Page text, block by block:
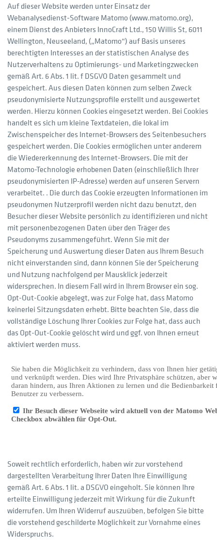
Auf dieser Website werden unter Einsatz der
Webanalysedienst-Software Matomo (www.matomo.org),
einem Dienst des Anbieters InnoCraft Ltd., 150 Willis St, 6011
Wellington, Neuseeland, („Matomo“) auf Basis unseres
berechtigten Interesses an der statistischen Analyse des
Nutzerverhaltens zu Optimierungs- und Marketingzwecken
gemäß Art. 6 Abs. 1 lit. f DSGVO Daten gesammelt und
gespeichert. Aus diesen Daten können zum selben Zweck
pseudonymisierte Nutzungsprofile erstellt und ausgewertet
werden. Hierzu können Cookies eingesetzt werden. Bei Cookies
handelt es sich um kleine Textdateien, die lokal im
Zwischenspeicher des Internet-Browsers des Seitenbesuchers
gespeichert werden. Die Cookies ermöglichen unter anderem
die Wiedererkennung des Internet-Browsers. Die mit der
Matomo-Technologie erhobenen Daten (einschließlich Ihrer
pseudonymisierten IP-Adresse) werden auf unseren Servern
verarbeitet. . Die durch das Cookie erzeugten Informationen im
pseudonymen Nutzerprofil werden nicht dazu benutzt, den
Besucher dieser Website persönlich zu identifizieren und nicht
mit personenbezogenen Daten über den Träger des
Pseudonyms zusammengeführt. Wenn Sie mit der
Speicherung und Auswertung dieser Daten aus Ihrem Besuch
nicht einverstanden sind, dann können Sie der Speicherung
und Nutzung nachfolgend per Mausklick jederzeit
widersprechen. In diesem Fall wird in Ihrem Browser ein sog.
Opt-Out-Cookie abgelegt, was zur Folge hat, dass Matomo
keinerlei Sitzungsdaten erhebt. Bitte beachten Sie, dass die
vollständige Löschung Ihrer Cookies zur Folge hat, dass auch
das Opt-Out-Cookie gelöscht wird und ggf. von Ihnen erneut
aktiviert werden muss.
Soweit rechtlich erforderlich, haben wir zur vorstehend
dargestellten Verarbeitung Ihrer Daten Ihre Einwilligung
gemäß Art. 6 Abs. 1 lit. a DSGVO eingeholt. Sie können Ihre
erteilte Einwilligung jederzeit mit Wirkung für die Zukunft
widerrufen. Um Ihren Widerruf auszuüben, befolgen Sie bitte
die vorstehend geschilderte Möglichkeit zur Vornahme eines
Widerspruchs.